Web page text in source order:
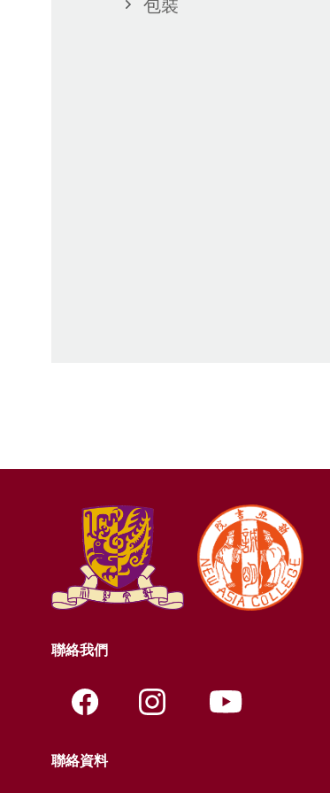
聯絡我們
聯絡資料